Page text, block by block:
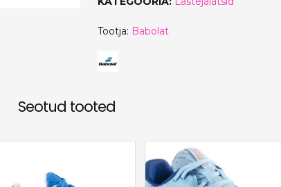
Tootja: Babolat
Seotud tooted